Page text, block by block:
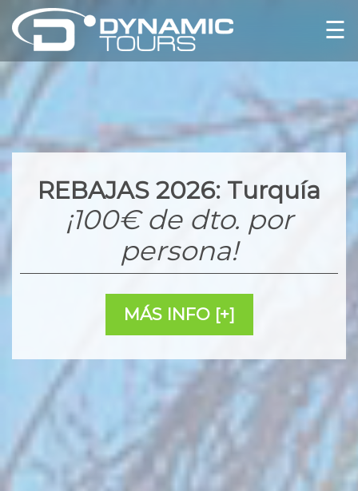
☰
REBAJAS 2026: Turquía
¡100€ de dto. por
persona!
MÁS INFO [+]